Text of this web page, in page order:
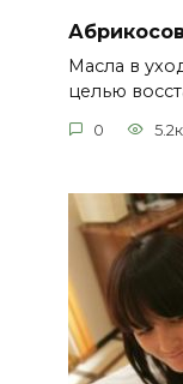
Масла в
целью
0 5.2к.